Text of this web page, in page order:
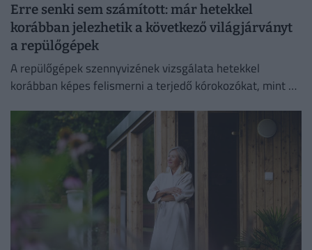
Erre senki sem számított: már hetekkel
korábban jelezhetik a következő világjárványt
a repülőgépek
A repülőgépek szennyvizének vizsgálata hetekkel
korábban képes felismerni a terjedő kórokozókat, mint a
módszerek.